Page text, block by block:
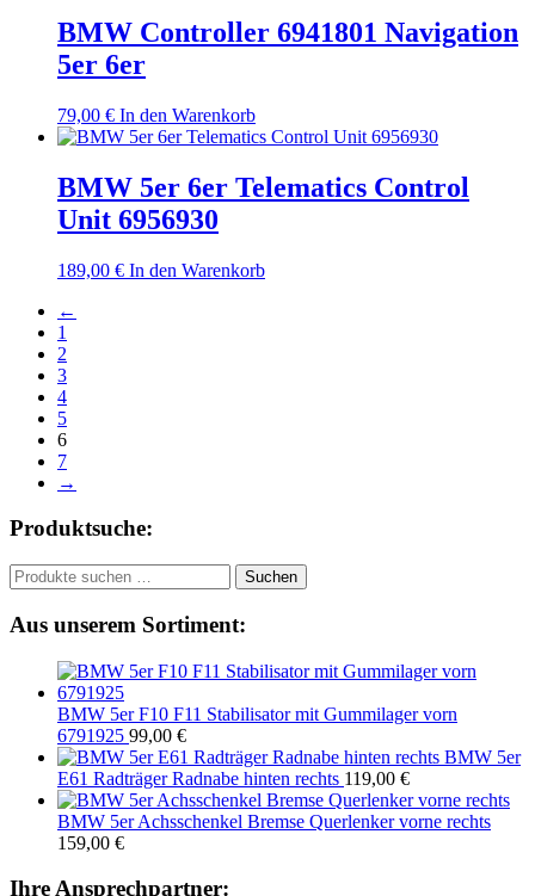
BMW Controller 6941801 Navigation
5er 6er
79,00 € In den Warenkorb
BMW 5er 6er Telematics Control
Unit 6956930
189,00 € In den Warenkorb
←
1
2
3
4
5
6
7
→
Produktsuche:
Suchen
nach:
Suchen
Aus unserem Sortiment:
BMW 5er F10 F11 Stabilisator mit Gummilager vorn
6791925 99,00 €
BMW 5er
E61 Radträger Radnabe hinten rechts 119,00 €
BMW 5er Achsschenkel Bremse Querlenker vorne rechts
159,00 €
Ihre Ansprechpartner: